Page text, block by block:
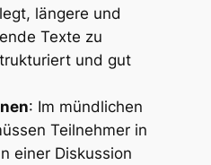
längere und
Texte zu
und gut
: Im mündlichen
Teilnehmer in
einer Diskussion